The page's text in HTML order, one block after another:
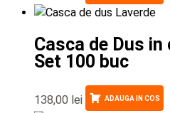
Casca de Dus in
Set 100 buc
138,00 lei ADAUGA IN COS